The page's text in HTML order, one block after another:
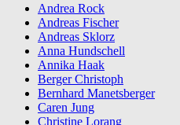
Andrea Rock
Andreas Fischer
Andreas Sklorz
Anna Hundschell
Annika Haak
Berger Christoph
Bernhard Manetsberger
Caren Jung
Christine Lorang